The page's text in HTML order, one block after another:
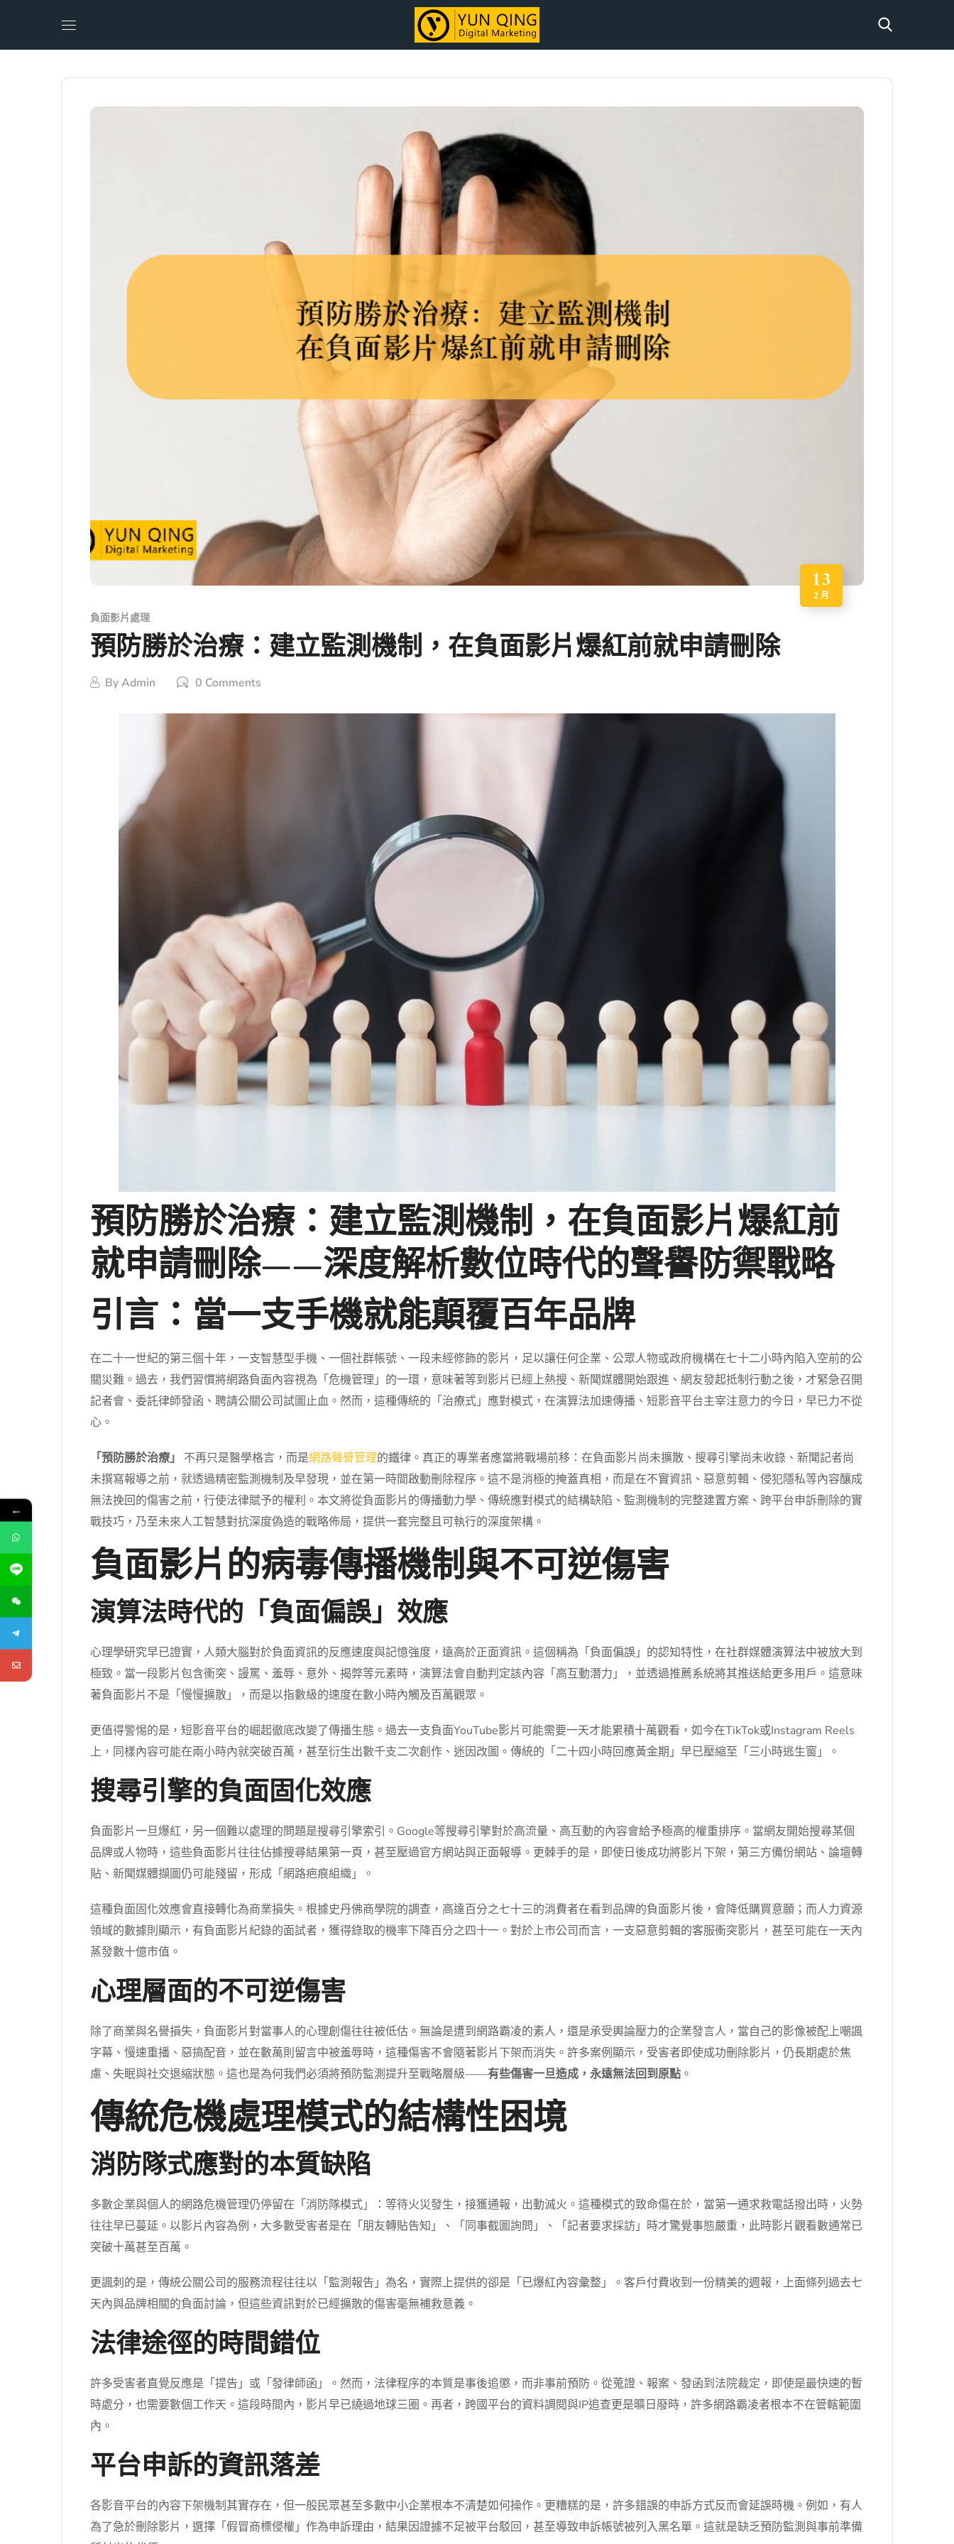
13
2 月
負面影片處理
預防勝於治療：建立監測機制，在負面影片爆紅前就申請刪除
ByAdmin 0 Comments
預防勝於治療：建立監測機制，在負面影片爆紅前
就申請刪除——深度解析數位時代的聲譽防禦戰略
引言：當一支手機就能顛覆百年品牌
在二十一世紀的第三個十年，一支智慧型手機、一個社群帳號、一段未經修飾的影片，足以讓任何企業、公眾人物或政府機構在七十二小時內陷入空前的公
關災難。過去，我們習慣將網路負面內容視為「危機管理」的一環，意味著等到影片已經上熱搜、新聞媒體開始跟進、網友發起抵制行動之後，才緊急召開
記者會、委託律師發函、聘請公關公司試圖止血。然而，這種傳統的「治療式」應對模式，在演算法加速傳播、短影音平台主宰注意力的今日，早已力不從
心。
「預防勝於治療」 不再只是醫學格言，而是網路聲譽管理的鐵律。真正的專業者應當將戰場前移：在負面影片尚未擴散、搜尋引擎尚未收錄、新聞記者尚
未撰寫報導之前，就透過精密監測機制及早發現，並在第一時間啟動刪除程序。這不是消極的掩蓋真相，而是在不實資訊、惡意剪輯、侵犯隱私等內容釀成
無法挽回的傷害之前，行使法律賦予的權利。本文將從負面影片的傳播動力學、傳統應對模式的結構缺陷、監測機制的完整建置方案、跨平台申訴刪除的實
戰技巧，乃至未來人工智慧對抗深度偽造的戰略佈局，提供一套完整且可執行的深度架構。
負面影片的病毒傳播機制與不可逆傷害
演算法時代的「負面偏誤」效應
心理學研究早已證實，人類大腦對於負面資訊的反應速度與記憶強度，遠高於正面資訊。這個稱為「負面偏誤」的認知特性，在社群媒體演算法中被放大到
極致。當一段影片包含衝突、謾罵、羞辱、意外、揭弊等元素時，演算法會自動判定該內容「高互動潛力」，並透過推薦系統將其推送給更多用戶。這意味
著負面影片不是「慢慢擴散」，而是以指數級的速度在數小時內觸及百萬觀眾。
更值得警惕的是，短影音平台的崛起徹底改變了傳播生態。過去一支負面YouTube影片可能需要一天才能累積十萬觀看，如今在TikTok或Instagram Reels
上，同樣內容可能在兩小時內就突破百萬，甚至衍生出數千支二次創作、迷因改圖。傳統的「二十四小時回應黃金期」早已壓縮至「三小時逃生窗」。
搜尋引擎的負面固化效應
負面影片一旦爆紅，另一個難以處理的問題是搜尋引擎索引。Google等搜尋引擎對於高流量、高互動的內容會給予極高的權重排序。當網友開始搜尋某個
品牌或人物時，這些負面影片往往佔據搜尋結果第一頁，甚至壓過官方網站與正面報導。更棘手的是，即使日後成功將影片下架，第三方備份網站、論壇轉
貼、新聞媒體擷圖仍可能殘留，形成「網路疤痕組織」。
這種負面固化效應會直接轉化為商業損失。根據史丹佛商學院的調查，高達百分之七十三的消費者在看到品牌的負面影片後，會降低購買意願；而人力資源
領域的數據則顯示，有負面影片紀錄的面試者，獲得錄取的機率下降百分之四十一。對於上市公司而言，一支惡意剪輯的客服衝突影片，甚至可能在一天內
蒸發數十億市值。
心理層面的不可逆傷害
除了商業與名譽損失，負面影片對當事人的心理創傷往往被低估。無論是遭到網路霸凌的素人，還是承受輿論壓力的企業發言人，當自己的影像被配上嘲諷
字幕、慢速重播、惡搞配音，並在數萬則留言中被羞辱時，這種傷害不會隨著影片下架而消失。許多案例顯示，受害者即使成功刪除影片，仍長期處於焦
慮、失眠與社交退縮狀態。這也是為何我們必須將預防監測提升至戰略層級——有些傷害一旦造成，永遠無法回到原點 。
傳統危機處理模式的結構性困境
消防隊式應對的本質缺陷
多數企業與個人的網路危機管理仍停留在「消防隊模式」：等待火災發生，接獲通報，出動滅火。這種模式的致命傷在於，當第一通求救電話撥出時，火勢
往往早已蔓延。以影片內容為例，大多數受害者是在「朋友轉貼告知」、「同事截圖詢問」、「記者要求採訪」時才驚覺事態嚴重，此時影片觀看數通常已
突破十萬甚至百萬。
更諷刺的是，傳統公關公司的服務流程往往以「監測報告」為名，實際上提供的卻是「已爆紅內容彙整」。客戶付費收到一份精美的週報，上面條列過去七
天內與品牌相關的負面討論，但這些資訊對於已經擴散的傷害毫無補救意義。
法律途徑的時間錯位
許多受害者直覺反應是「提告」或「發律師函」。然而，法律程序的本質是事後追懲，而非事前預防。從蒐證、報案、發函到法院裁定，即使是最快速的暫
時處分，也需要數個工作天。這段時間內，影片早已繞過地球三圈。再者，跨國平台的資料調閱與IP追查更是曠日廢時，許多網路霸凌者根本不在管轄範圍
內。
平台申訴的資訊落差
各影音平台的內容下架機制其實存在，但一般民眾甚至多數中小企業根本不清楚如何操作。更糟糕的是，許多錯誤的申訴方式反而會延誤時機。例如，有人
為了急於刪除影片，選擇「假冒商標侵權」作為申訴理由，結果因證據不足被平台駁回，甚至導致申訴帳號被列入黑名單。這就是缺乏預防監測與事前準備
←